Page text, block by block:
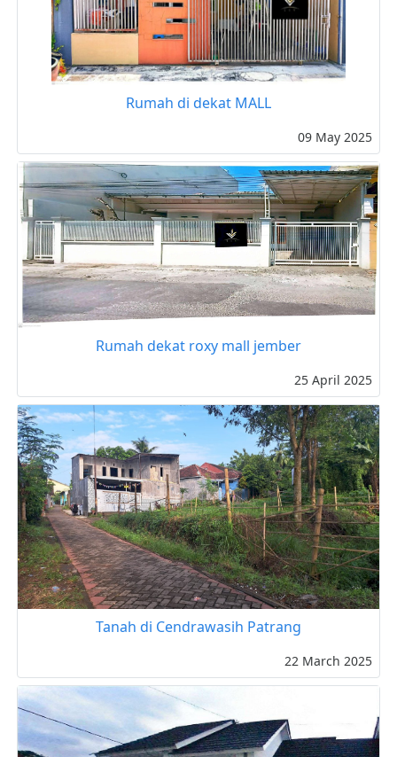
Rumah di dekat MALL
09 May 2025
Rumah dekat roxy mall jember
25 April 2025
Tanah di Cendrawasih Patrang
22 March 2025